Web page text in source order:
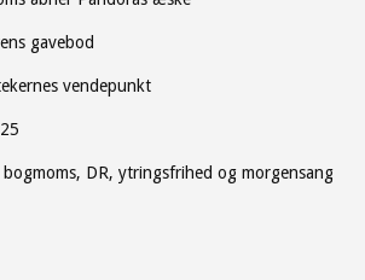
gavebod
vendepunkt
bogmoms, DR, ytringsfrihed og morgensang